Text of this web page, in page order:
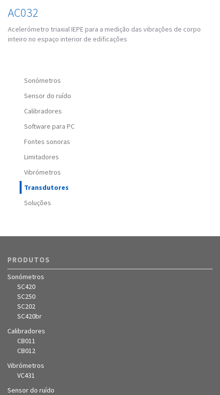
AC032
Acelerómetro triaxial IEPE para a medição das vibrações de corpo
inteiro no espaço interior de edificações
Sonómetros
Sensor do ruído
Calibradores
Software para PC
Fontes sonoras
Limitadores
Vibrómetros
Transdutores
Soluções
PRODUTOS
Sonómetros
SC420
SC250
SC202
SC420br
Calibradores
CB011
CB012
Vibrómetros
VC431
Sensor do ruído